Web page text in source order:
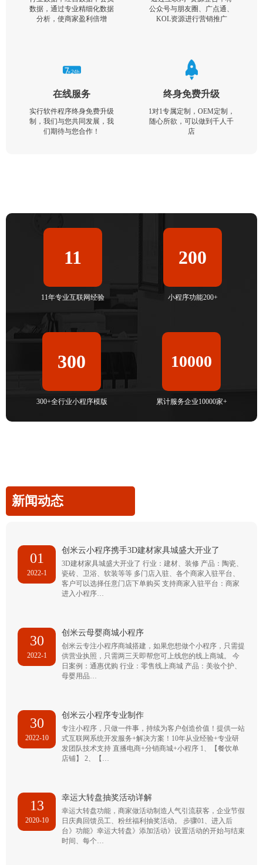
数据，通过专业精细化数据
分析，使商家盈利倍增
公众号与朋友圈、广点通、
KOL资源进行营销推广
在线服务
实行软件程序终身免费升级
制，我们与您共同发展，我
们期待与您合作！
终身免费升级
1对1专属定制，OEM定制，
随心所欲，可以做到千人千
店
11
11年专业互联网经验
200
小程序功能200+
300
300+全行业小程序模版
10000
累计服务企业10000家+
新闻动态
01
2022-1
创米云小程序携手3D建材家具城盛大开业了
3D建材家具城盛大开业了 行业：建材、装修 产品：陶瓷、
瓷砖、卫浴、软装等等 多门店入驻、各个商家入驻平台、
客户可以选择任意门店下单购买 支持商家入驻平台：商家
进入小程序…
30
2022-1
创米云母婴商城小程序
创米云专注小程序商城搭建，如果您想做个小程序，只需提
供营业执照，只需两三天即帮您可上线您的线上商城。 今
日案例：通惠优购 行业：零售线上商城 产品：美妆个护、
母婴用品…
30
2022-10
创米云小程序专业制作
专注小程序，只做一件事，持续为客户创造价值！提供一站
式互联网系统开发服务+解决方案！10年从业经验+专业研
发团队技术支持 直播电商+分销商城+小程序 1、【餐饮单
店铺】 2、【…
13
2020-10
幸运大转盘抽奖活动详解
幸运大转盘功能，商家做活动制造人气引流获客，企业节假
日庆典回馈员工、粉丝福利抽奖活动。 步骤01、进入后
台》功能》幸运大转盘》添加活动》设置活动的开始与结束
时间、每个…